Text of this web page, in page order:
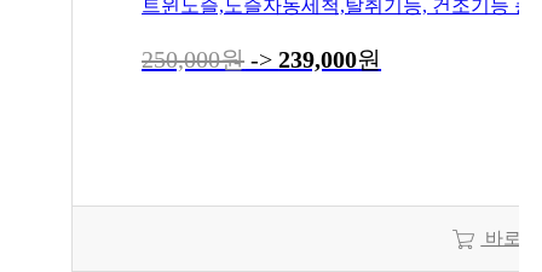
250,000원 ->239,000원
바로